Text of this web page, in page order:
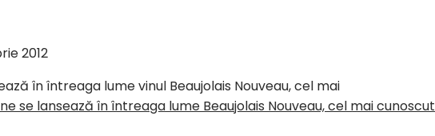
2012
în întreaga lume vinul Beaujolais Nouveau, cel mai
se lansează în întreaga lume Beaujolais Nouveau, cel mai cunoscut